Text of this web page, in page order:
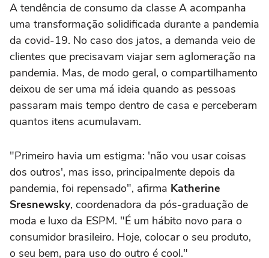
A tendência de consumo da classe A acompanha
uma transformação solidificada durante a pandemia
da covid-19. No caso dos jatos, a demanda veio de
clientes que precisavam viajar sem aglomeração na
pandemia. Mas, de modo geral, o compartilhamento
deixou de ser uma má ideia quando as pessoas
passaram mais tempo dentro de casa e perceberam
quantos itens acumulavam.
"Primeiro havia um estigma: 'não vou usar coisas
dos outros', mas isso, principalmente depois da
pandemia, foi repensado", afirma Katherine
Sresnewsky, coordenadora da pós-graduação de
moda e luxo da ESPM. "É um hábito novo para o
consumidor brasileiro. Hoje, colocar o seu produto,
o seu bem, para uso do outro é cool."